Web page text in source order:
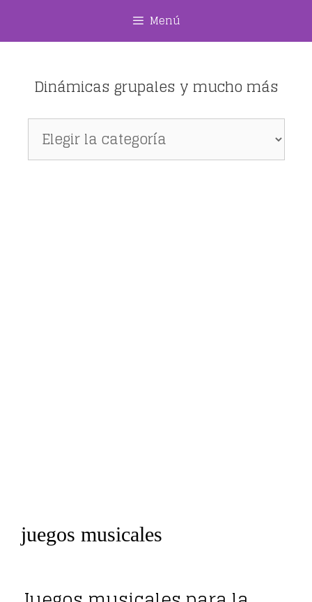
Menú
Dinámicas grupales y mucho más
Dinámicas
grupales
juegos musicales